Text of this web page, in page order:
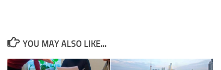
YOU MAY ALSO LIKE...